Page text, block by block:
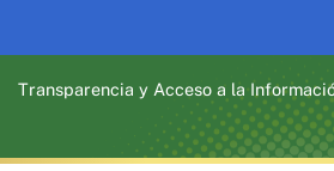
Transparencia y Acceso a la